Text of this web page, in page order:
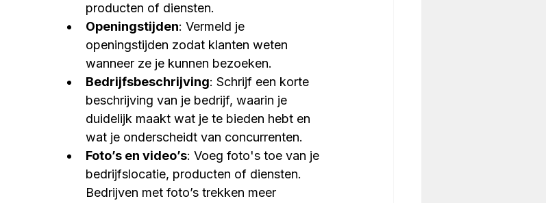
producten of diensten.
Openingstijden: Vermeld je
openingstijden zodat klanten weten
wanneer ze je kunnen bezoeken.
Bedrijfsbeschrijving: Schrijf een korte
beschrijving van je bedrijf, waarin je
duidelijk maakt wat je te bieden hebt en
wat je onderscheidt van concurrenten.
Foto’s en video’s: Voeg foto's toe van je
bedrijfslocatie, producten of diensten.
Bedrijven met foto’s trekken meer